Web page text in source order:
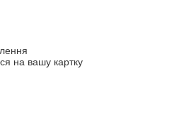
на вашу картку